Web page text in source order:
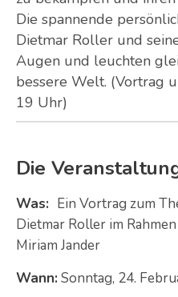
Die spannende
Dietmar Roller und
Augen und leuchten
bessere Welt. (Vortrag
19 Uhr)
Die
Was: Ein Vortrag zum
Dietmar Roller im
Miriam Jander
Wann: Sonntag, 24.